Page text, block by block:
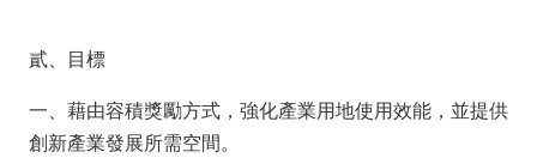
機
務
貳、目標
一、藉由容積獎勵方式，強化產業用地使用效能，並提供
創新產業發展所需空間。